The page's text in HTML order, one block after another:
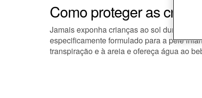
Como proteger as
Jamais exponha crianças ao sol durante
especificamente formulado para a pele
transpiração e à areia e ofereça água ao